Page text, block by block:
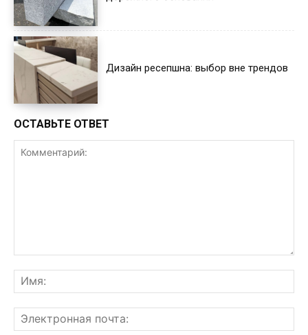
Дизайн ресепшна: выбор вне трендов
ОСТАВЬТЕ ОТВЕТ